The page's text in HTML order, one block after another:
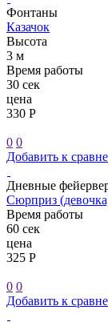
Фонтаны
Казачок
Высота
3 м
Время работы
30 сек
цена
330 Р
0 0
Добавить к
Дневные
Сюрприз
Время работы
60 сек
цена
325 Р
0 0
Добавить к